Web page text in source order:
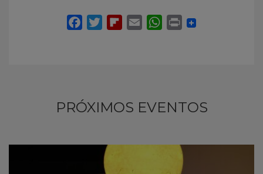
PRÓXIMOS EVENTOS